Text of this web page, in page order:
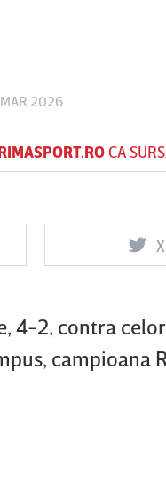
MAR 2026
CA
X
4-2, contra
campioana
UTA Arad